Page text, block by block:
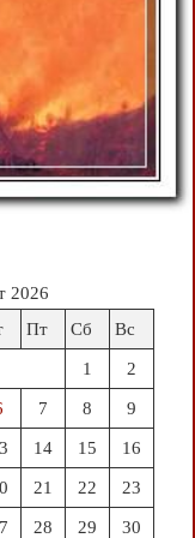
2026
Пт Сб Вс
1 2
7 8 9
14 15 16
21 22 23
28 29 30